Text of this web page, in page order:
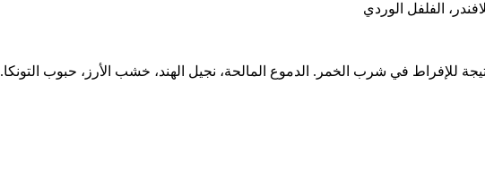
الفلفل الوردي
للإفراط في شرب الخمر. الدموع المالحة، نجيل الهند، خشب الأرز، حبوب التونكا.